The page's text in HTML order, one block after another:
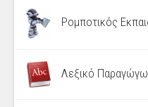
Ρομποτικός
Λεξικό